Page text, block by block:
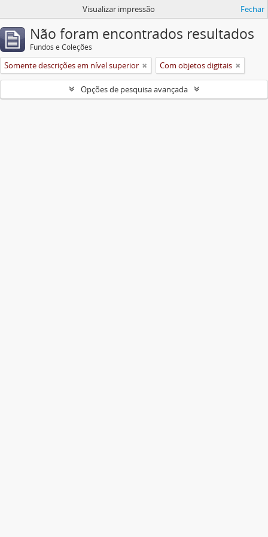
Visualizar impressão Fechar
Não foram encontrados resultados
Fundos e Coleções
Somente descrições em nível superior Com objetos digitais
Opções de pesquisa avançada